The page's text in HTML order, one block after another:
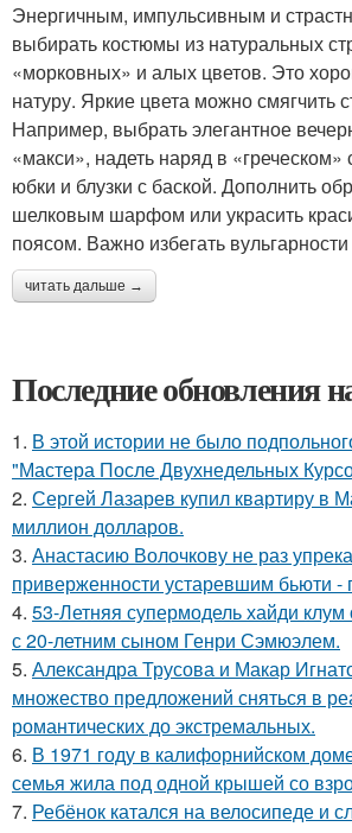
Энергичным, импульсивным и
выбирать костюмы из натуральных
«морковных» и алых цветов. Это
натуру. Яркие цвета можно смягчить
Например, выбрать элегантное
«макси», надеть наряд в «греческом»
юбки и блузки с баской. Дополнить
шелковым шарфом или украсить
поясом. Важно избегать
читать дальше →
Последние обновления
1. В этой истории не было
"Мастера После Двухнедельных
2. Сергей Лазарев купил квартиру в
миллион долларов.
3. Анастасию Волочкову не раз
приверженности устаревшим бьюти -
4. 53-Летняя супермодель хайди
с 20-летним сыном Генри Сэмюэлем.
5. Александра Трусова и Макар
множество предложений сняться в
романтических до экстремальных.
6. В 1971 году в калифорнийском
семья жила под одной крышей со
7. Ребёнок катался на велосипеде и